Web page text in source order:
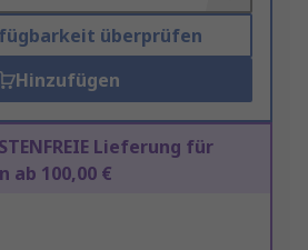
überprüfen
Hinzufügen
Lieferung für
ab 100,00 €